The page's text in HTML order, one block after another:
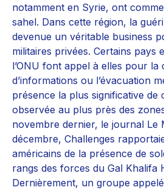
notamment en Syrie, ont
sahel. Dans cette région, la
devenue un véritable business
militaires privées. Certains pays
l’ONU font appel à elles pour la
d’informations ou l’évacuation
présence la plus significative de
observée au plus près des
novembre dernier, le journal Le
décembre, Challenges
américains de la présence de
rangs des forces du Gal Khalifa
Dernièrement, un groupe